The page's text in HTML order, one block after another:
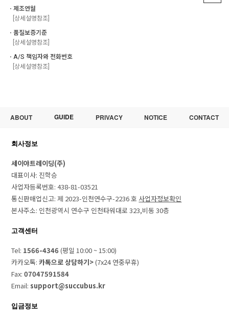
ㆍ제조연월
[상세설명참조]
ㆍ품질보증기준
[상세설명참조]
ㆍA/S 책임자와 전화번호
[상세설명참조]
ABOUT GUIDE PRIVACY NOTICE CONTACT
회사정보
세이야트레이딩(주)
대표이사: 진학승
사업자등록번호: 438-81-03521
통신판매업신고: 제 2023-인천연수구-2236 호 사업자정보확인
본사주소: 인천광역시 연수구 인천타워대로 323,비동 30층
고객센터
Tel: 1566-4346 (평일 10:00 ~ 15:00)
카카오톡:카톡으로 상담하기>(7x24 연중무휴)
Fax:07047591584
Email:support@succubus.kr
입금정보